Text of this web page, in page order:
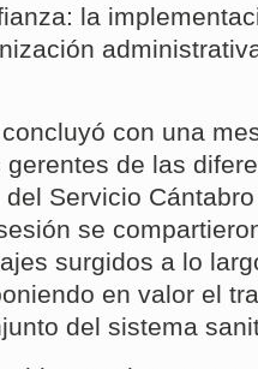
la
con una
de las
Servicio
se
surgidos a lo
en valor el
del sistema